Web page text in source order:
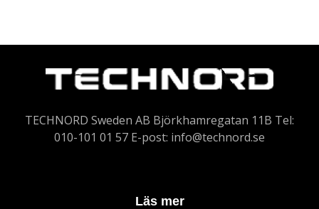
TECHNORD Sweden AB Björkhamregatan 11B Tel:
010-101 01 57 E-post: info@technord.se
Läs mer